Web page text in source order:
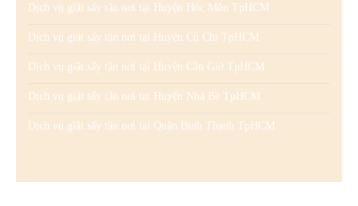
Dịch vụ giặt sấy tận nơi tại Huyện Hóc Môn TpHCM
Dịch vụ giặt sấy tận nơi tại Huyện Củ Chi TpHCM
Dịch vụ giặt sấy tận nơi tại Huyện Cần Giờ TpHCM
Dịch vụ giặt sấy tận nơi tại Huyện Nhà Bè TpHCM
Dịch vụ giặt sấy tận nơi tại Quận Bình Thạnh TpHCM